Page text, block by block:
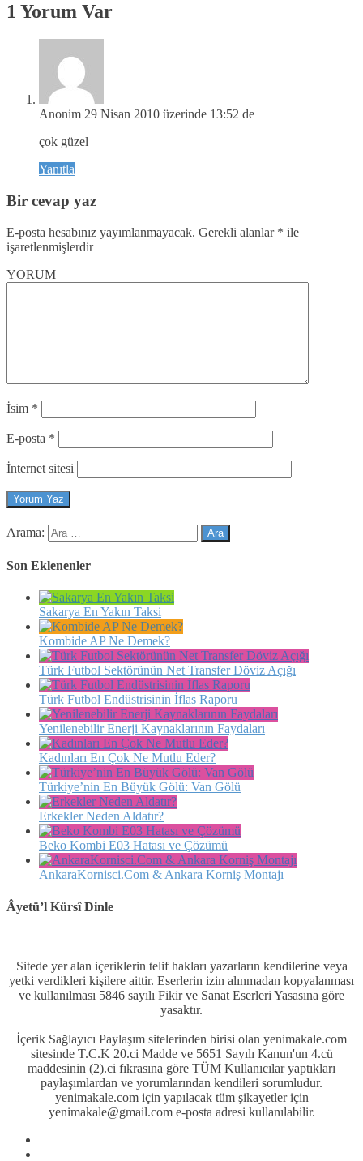
1 Yorum Var
Anonim 29 Nisan 2010 üzerinde 13:52 de
çok güzel
Yanıtla
Bir cevap yaz
E-posta hesabınız yayımlanmayacak. Gerekli alanlar * ile
işaretlenmişlerdir
YORUM
İsim *
E-posta *
İnternet sitesi
Arama:
Son Eklenenler
Sakarya En Yakın Taksi
Kombide AP Ne Demek?
Türk Futbol Sektörünün Net Transfer Döviz Açığı
Türk Futbol Endüstrisinin İflas Raporu
Yenilenebilir Enerji Kaynaklarının Faydaları
Kadınları En Çok Ne Mutlu Eder?
Türkiye’nin En Büyük Gölü: Van Gölü
Erkekler Neden Aldatır?
Beko Kombi E03 Hatası ve Çözümü
AnkaraKornisci.Com & Ankara Korniş Montajı
Âyetü’l Kürsî Dinle
Sitede yer alan içeriklerin telif hakları yazarların kendilerine veya
yetki verdikleri kişilere aittir. Eserlerin izin alınmadan kopyalanması
ve kullanılması 5846 sayılı Fikir ve Sanat Eserleri Yasasına göre
yasaktır.
İçerik Sağlayıcı Paylaşım sitelerinden birisi olan yenimakale.com
sitesinde T.C.K 20.ci Madde ve 5651 Sayılı Kanun'un 4.cü
maddesinin (2).ci fıkrasına göre TÜM Kullanıcılar yaptıkları
paylaşımlardan ve yorumlarından kendileri sorumludur.
yenimakale.com için yapılacak tüm şikayetler için
yenimakale@gmail.com e-posta adresi kullanılabilir.